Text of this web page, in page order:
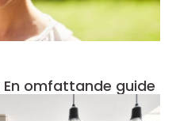
omfattande guide